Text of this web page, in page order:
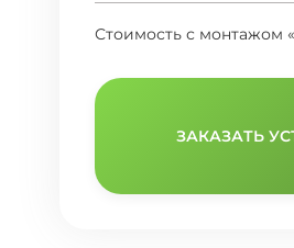
Стоимость с монтажом
ЗАКАЗАТЬ